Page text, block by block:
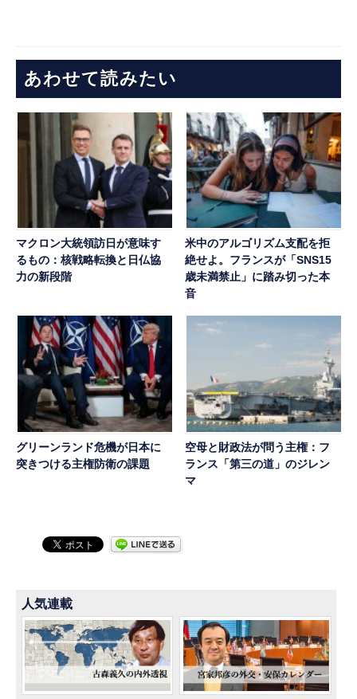
あわせて読みたい
マクロン大統領訪日が意味す
るもの：核戦略転換と日仏協
力の新段階
米中のアルゴリズム支配を拒
絶せよ。フランスが「SNS15
歳未満禁止」に踏み切った本
音
グリーンランド危機が日本に
突きつける主権防衛の課題
空母と財政法が問う主権：フ
ランス「第三の道」のジレン
マ
人気連載